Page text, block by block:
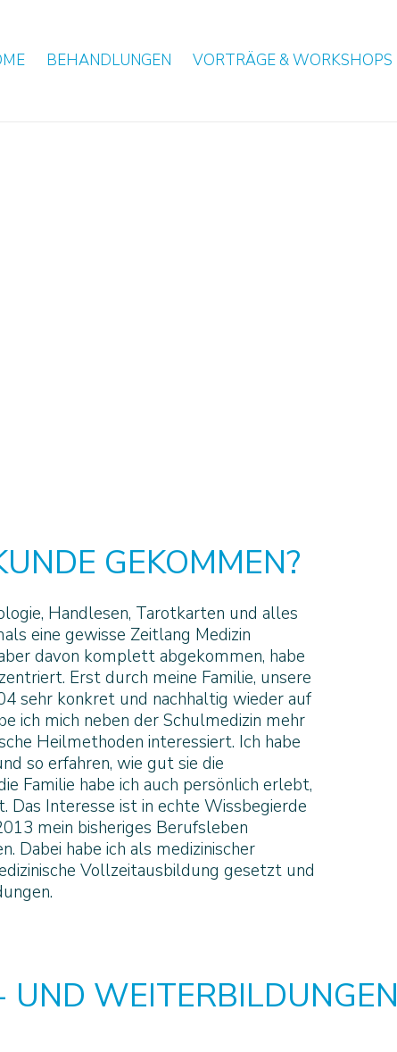
BEHANDLUNGEN VORTRÄGE & WORKSHOPS
GEKOMMEN?
Handlesen, Tarotkarten und alles
eine gewisse Zeitlang Medizin
davon komplett abgekommen, habe
Erst durch meine Familie, unsere
sehr konkret und nachhaltig wieder auf
ich mich neben der Schulmedizin mehr
Heilmethoden interessiert. Ich habe
so erfahren, wie gut sie die
Familie habe ich auch persönlich erlebt,
Interesse ist in echte Wissbegierde
mein bisheriges Berufsleben
Dabei habe ich als medizinischer
Vollzeitausbildung gesetzt und
UND WEITERBILDUNGEN